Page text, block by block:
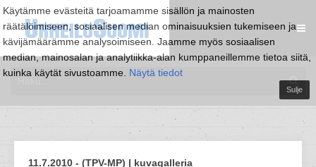
Käytämme evästeitä tarjoamamme sisällön ja mainosten
räätälöimiseen, sosiaalisen median ominaisuuksien tukemiseen ja
kävijämäärämme analysoimiseen. Jaamme myös sosiaalisen
median, mainosalan ja analytiikka-alan kumppaneillemme tietoa siitä,
kuinka käytät sivustoamme. Näytä tiedot
Sulje
11.7.2010 - (TPV-MP) | kuvagalleria